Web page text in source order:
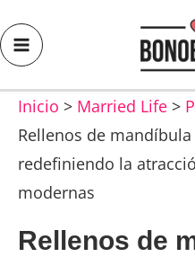
Inicio > Married Life >
Rellenos de
redefiniendo la
modernas
Rellenos de